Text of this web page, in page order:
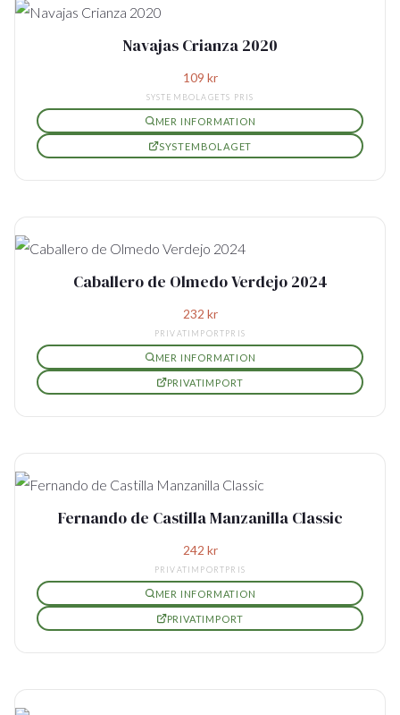
Navajas Crianza 2020
109 kr
SYSTEMBOLAGETS PRIS
MER INFORMATION
SYSTEMBOLAGET
Caballero de Olmedo Verdejo 2024
232 kr
PRIVATIMPORTPRIS
MER INFORMATION
PRIVATIMPORT
Fernando de Castilla Manzanilla Classic
242 kr
PRIVATIMPORTPRIS
MER INFORMATION
PRIVATIMPORT